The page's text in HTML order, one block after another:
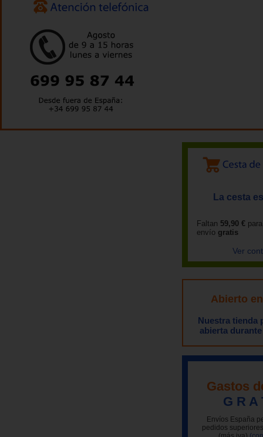
La cesta
Faltan 59,90 €
envío gratis
Ver
Abierto
Nuestra tienda
abierta
Gastos
G R A
Envíos España
pedidos